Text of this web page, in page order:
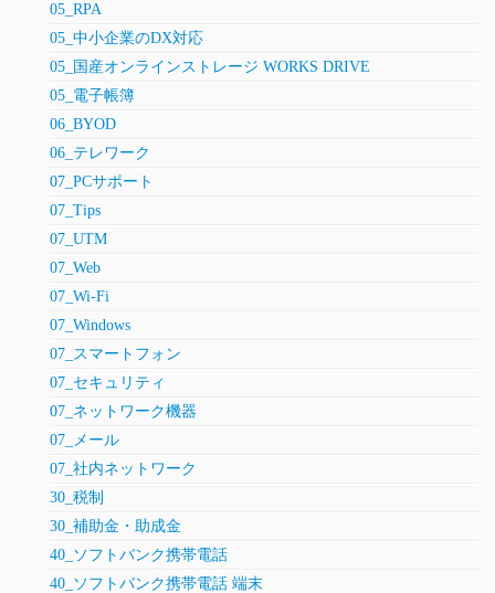
05_RPA
05_中小企業のDX対応
05_国産オンラインストレージ WORKS DRIVE
05_電子帳簿
06_BYOD
06_テレワーク
07_PCサポート
07_Tips
07_UTM
07_Web
07_Wi-Fi
07_Windows
07_スマートフォン
07_セキュリティ
07_ネットワーク機器
07_メール
07_社内ネットワーク
30_税制
30_補助金・助成金
40_ソフトバンク携帯電話
40_ソフトバンク携帯電話 端末